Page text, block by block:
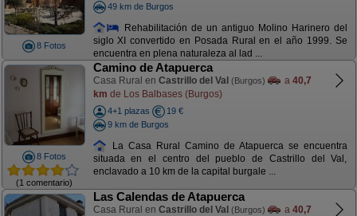
8 Fotos
49 km de Burgos
Rehabilitación de un antiguo Molino Harinero del
siglo XI convertido en Posada Rural en el año 1999. Se
encuentra en plena naturaleza al lad ...
8 Fotos
(1 comentario)
Camino de Atapuerca
Casa Rural en Castrillo del Val (Burgos) a 40,7
km de Los Balbases (Burgos)
4+1 plazas
19 €
9 km de Burgos
La Casa Rural Camino de Atapuerca se encuentra
situada en el centro del pueblo de Castrillo del Val,
enclavado a 10 km de la capital burgale ...
Las Calendas de Atapuerca
Casa Rural en Castrillo del Val (Burgos) a 40,7